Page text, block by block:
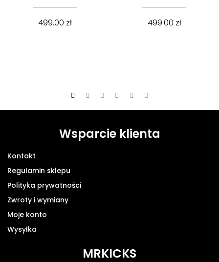
499.00 zł 499.00 zł
Wsparcie klienta
Kontakt
Regulamin sklepu
Polityka prywatności
Zwroty i wymiany
Moje konto
Wysyłka
MRKICKS